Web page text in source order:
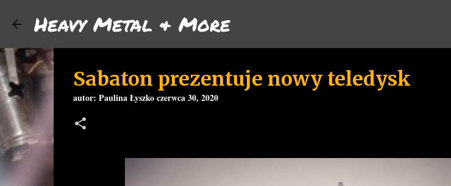
Heavy Metal & More
Sabaton prezentuje nowy teledysk
autor: Paulina Łyszko czerwca 30, 2020